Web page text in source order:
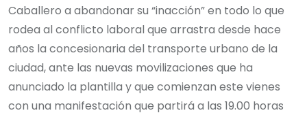
Caballero a abandonar su “inacción” en todo lo que
rodea al conflicto laboral que arrastra desde hace
años la concesionaria del transporte urbano de la
ciudad, ante las nuevas movilizaciones que ha
anunciado la plantilla y que comienzan este vienes
con una manifestación que partirá a las 19.00 horas